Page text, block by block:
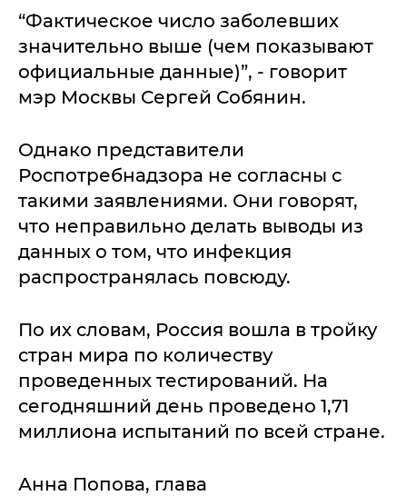
“Фактическое число заболевших
значительно выше (чем показывают
официальные данные)”, - говорит
мэр Москвы Сергей Собянин.
Однако представители
Роспотребнадзора не согласны с
такими заявлениями. Они говорят,
что неправильно делать выводы из
данных о том, что инфекция
распространялась повсюду.
По их словам, Россия вошла в тройку
стран мира по количеству
проведенных тестирований. На
сегодняшний день проведено 1,71
миллиона испытаний по всей стране.
Анна Попова, глава